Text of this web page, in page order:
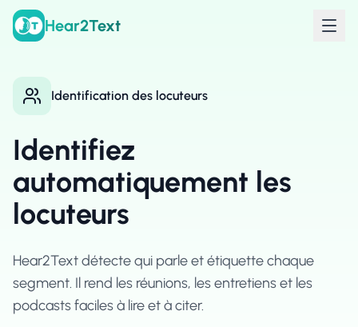
Hear2Text
Identification des locuteurs
Identifiez
automatiquement les
locuteurs
Hear2Text détecte qui parle et étiquette chaque
segment. Il rend les réunions, les entretiens et les
podcasts faciles à lire et à citer.